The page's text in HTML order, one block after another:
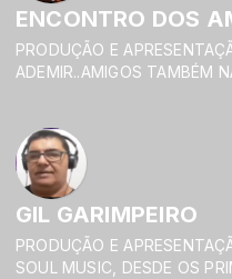
ENCONTRO DOS
PRODUÇÃO E APRESENTAÇÃO DE BETE, ELIETE,
ADEMIR..AMIGOS TAMBÉM
GIL GARIMPEIRO
PRODUÇÃO E
SOUL MUSIC, DESDE OS